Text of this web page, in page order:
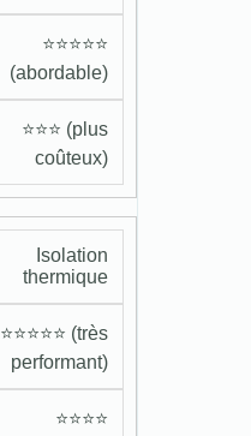
⭐️⭐️⭐️⭐️⭐️
(abordable)
⭐️⭐️⭐️ (plus
coûteux)
Isolation
thermique
⭐️⭐️⭐️⭐️⭐️ (très
performant)
⭐️⭐️⭐️⭐️